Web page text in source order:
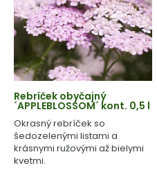
Rebríček obyčajný
´APPLEBLOSSOM´ kont. 0,5 l
Okrasný rebríček so
šedozelenými listami a
krásnymi ružovými až bielymi
kvetmi.